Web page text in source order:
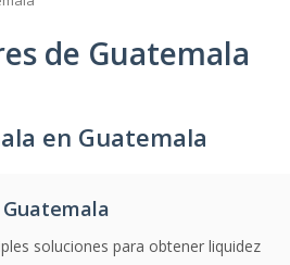
de Guatemala
en Guatemala
soluciones para obtener liquidez